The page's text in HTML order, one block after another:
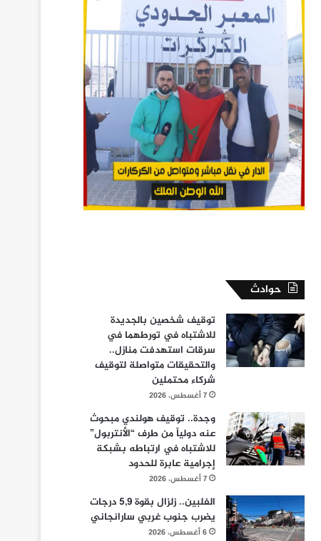
حوادث
توقيف شخصين بالجديدة
للاشتباه في تورطهما في
سرقات استهدفت منازل..
والتحقيقات متواصلة لتوقيف
شركاء محتملين
7 أغسطس، 2026
وجدة.. توقيف هولندي مبحوث
عنه دولياً من طرف “الأنتربول”
للاشتباه في ارتباطه بشبكة
إجرامية عابرة للحدود
7 أغسطس، 2026
الفلبين.. زلزال بقوة 5,9 درجات
يضرب جنوب غربي سارانجاني
6 أغسطس، 2026